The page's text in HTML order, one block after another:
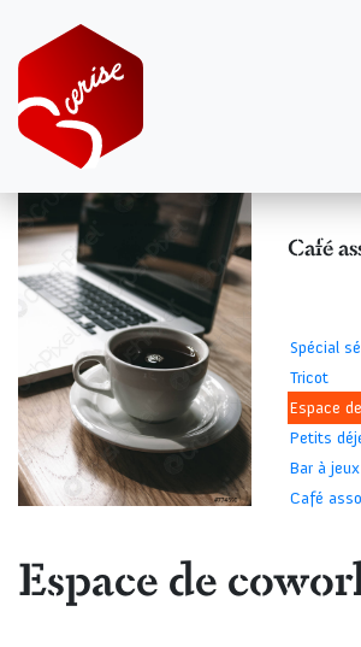
Café
Spécial
Tricot
Espace
Petits
Bar à jeux
Café
Espace de